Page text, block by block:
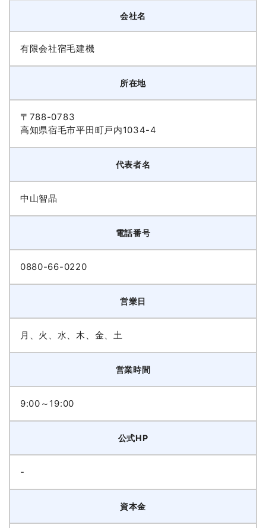
会社名
有限会社宿毛建機
所在地
〒788-0783
高知県宿毛市平田町戸内1034-4
代表者名
中山智晶
電話番号
0880-66-0220
営業日
月、火、水、木、金、土
営業時間
9:00～19:00
公式HP
-
資本金